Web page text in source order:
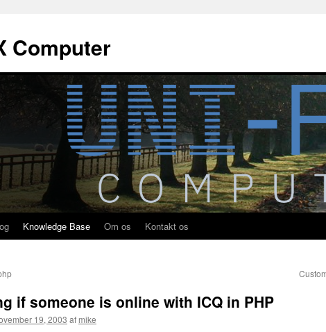
Computer
Knowledge Base Om os Kontakt os
if someone is online with ICQ in PHP
19, 2003 af mike